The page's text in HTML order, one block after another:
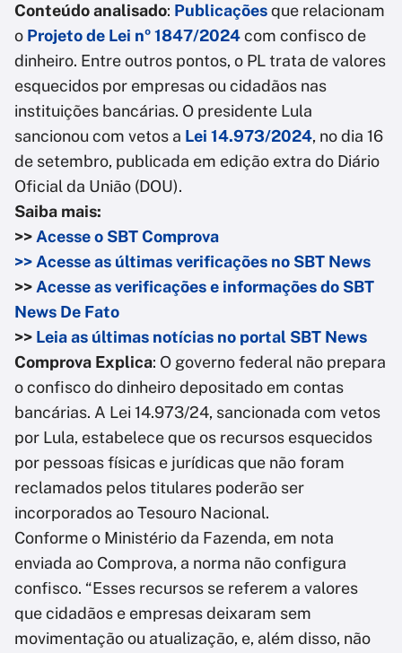
Conteúdo analisado: Publicaçõesque relacionam
o Projeto de Lei nº 1847/2024com confisco de
dinheiro. Entre outros pontos, o PL trata de valores
esquecidos por empresas ou cidadãos nas
instituições bancárias. O presidente Lula
sancionou com vetos a Lei 14.973/2024, no dia 16
de setembro, publicada em edição extra do Diário
Oficial da União (DOU).
Saiba mais:
>>Acesse o SBT Comprova
>> Acesse as últimas verificações no SBT News
>>Acesse as verificações e informações do SBT
News De Fato
>> Leia as últimas notícias no portal SBT News
Comprova Explica: O governo federal não prepara
o confisco do dinheiro depositado em contas
bancárias. A Lei 14.973/24, sancionada com vetos
por Lula, estabelece que os recursos esquecidos
por pessoas físicas e jurídicas que não foram
reclamados pelos titulares poderão ser
incorporados ao Tesouro Nacional.
Conforme o Ministério da Fazenda, em nota
enviada ao Comprova, a norma não configura
confisco. “Esses recursos se referem a valores
que cidadãos e empresas deixaram sem
movimentação ou atualização, e, além disso, não